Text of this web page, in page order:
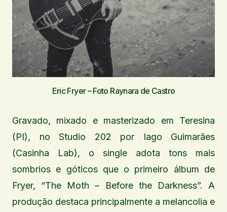
Eric Fryer – Foto Raynara de Castro
Gravado, mixado e masterizado em Teresina
(PI), no Studio 202 por Iago Guimarães
(Casinha Lab), o single adota tons mais
sombrios e góticos que o primeiro álbum de
Fryer, “The Moth – Before the Darkness”. A
produção destaca principalmente a melancolia e